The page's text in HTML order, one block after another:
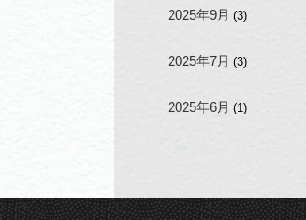
2025年9月 (3)
2025年7月 (3)
2025年6月 (1)